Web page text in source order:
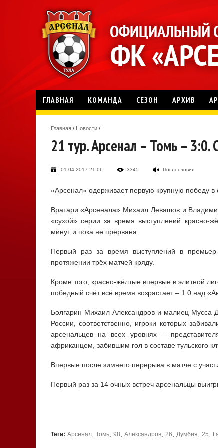
ГЛАВНАЯ КОМАНДА СЕЗОН АРХИВ
Главная / Новости /
21 тур. Арсенал – Томь – 3:0.
01.04.2017 21:06 3345 Послесловия
«Арсенал» одерживает первую крупную победу
Вратари «Арсенала» Михаил Левашов и
«сухой» серии за время выступлений красно-
минут и пока не прервана.
Первый раз за время выступлений в
протяжении трёх матчей кряду.
Кроме того, красно-жёлтые впервые в элитной
победный счёт всё время возрастает – 1:0 над
Болгарин Михаил Александров и малиец Мусса
России, соответственно, игроки которых
арсенальцев на всех уровнях –
африканцем, забившим гол в составе тульского
Впервые после зимнего перерыва в матче с
Первый раз за 14 очных встреч арсенальцы
Теги: Арсенал, Томь, 98, Александров, 26, Думбия, 25,